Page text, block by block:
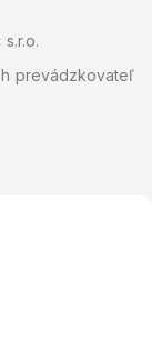
prevádzkovateľ